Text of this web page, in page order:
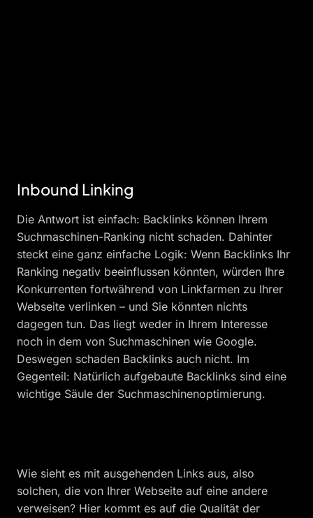
Inbound Linking
Die Antwort ist einfach: Backlinks können Ihrem
Suchmaschinen-Ranking nicht schaden. Dahinter
steckt eine ganz einfache Logik: Wenn Backlinks Ihr
Ranking negativ beeinflussen könnten, würden Ihre
Konkurrenten fortwährend von Linkfarmen zu Ihrer
Webseite verlinken – und Sie könnten nichts
dagegen tun. Das liegt weder in Ihrem Interesse
noch in dem von Suchmaschinen wie Google.
Deswegen schaden Backlinks auch nicht. Im
Gegenteil: Natürlich aufgebaute Backlinks sind eine
wichtige Säule der Suchmaschinenoptimierung.
Wie sieht es mit ausgehenden Links aus, also
solchen, die von Ihrer Webseite auf eine andere
verweisen? Hier kommt es auf die Qualität der